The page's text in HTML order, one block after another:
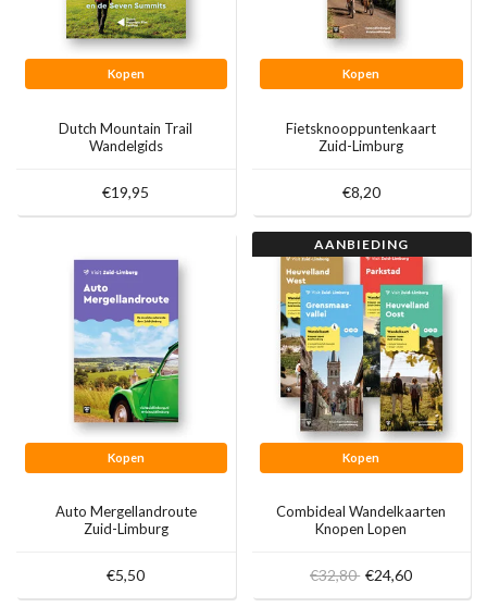
Kopen
Dutch Mountain Trail
Wandelgids
€19,95
Kopen
Fietsknooppuntenkaart
Zuid-Limburg
€8,20
Kopen
Auto Mergellandroute
Zuid-Limburg
€5,50
AANBIEDING
Kopen
Combideal Wandelkaarten
Knopen Lopen
€32,80 €24,60